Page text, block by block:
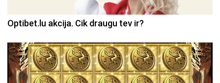
Optibet.lu akcija. Cik draugu tev ir?